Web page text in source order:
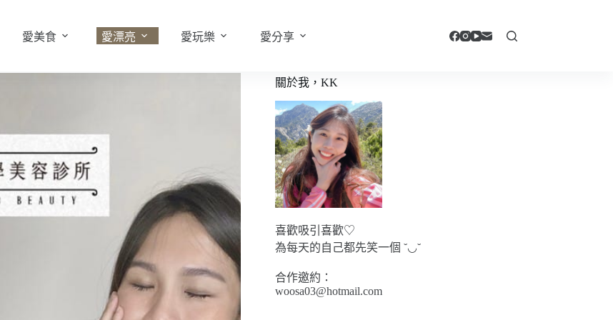
愛美食 愛漂亮 愛玩樂 愛分享
關於我，KK
喜歡吸引喜歡♡
為每天的自己都先笑一個 ˘◡˘
合作邀約：
woosa03@hotmail.com